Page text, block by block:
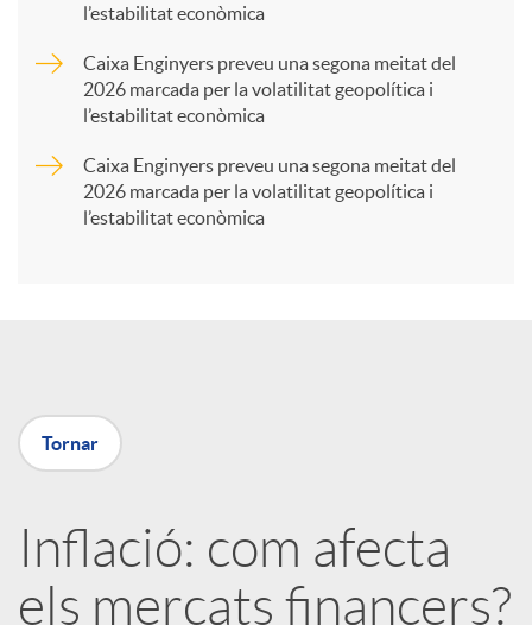
X
r
l’estabilitat econòmica
Caixa Enginyers preveu una segona meitat del
2026 marcada per la volatilitat geopolítica i
l’estabilitat econòmica
Caixa Enginyers preveu una segona meitat del
2026 marcada per la volatilitat geopolítica i
l’estabilitat econòmica
Tornar
Inflació: com afecta
els mercats financers?